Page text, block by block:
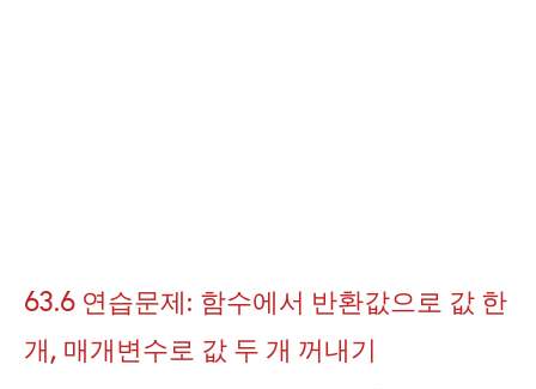
63.6 연습문제: 함수에서 반환값으로 값 한
개, 매개변수로 값 두 개 꺼내기